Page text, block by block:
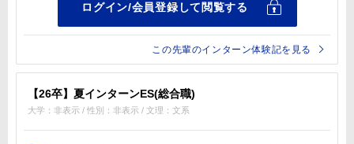
この先輩のインターン体験記を見る
【26卒】夏インターンES(総合職)
大学：非表示 / 性別：非表示 / 文理：文系